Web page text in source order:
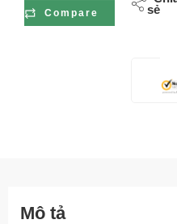
Compare
sẻ
Mô tả